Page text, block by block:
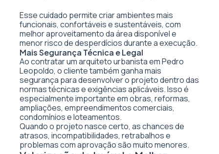
Esse cuidado permite criar ambientes mais
funcionais, confortáveis e sustentáveis, com
melhor aproveitamento da área disponível e
menor risco de desperdícios durante a execução.
Mais Segurança Técnica e Legal
Ao contratar um arquiteto urbanista em Pedro
Leopoldo, o cliente também ganha mais
segurança para desenvolver o projeto dentro das
normas técnicas e exigências aplicáveis. Isso é
especialmente importante em obras, reformas,
ampliações, empreendimentos comerciais,
condomínios e loteamentos.
Quando o projeto nasce certo, as chances de
atrasos, incompatibilidades, retrabalhos e
problemas com aprovação são muito menores.